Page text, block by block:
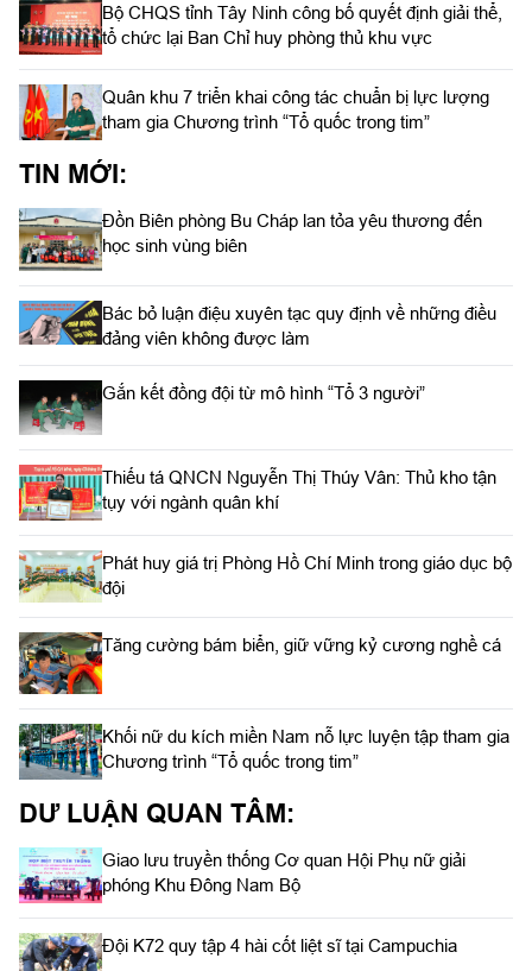
Bộ CHQS tỉnh Tây Ninh công bố quyết định giải thể,
tổ chức lại Ban Chỉ huy phòng thủ khu vực
Quân khu 7 triển khai công tác chuẩn bị lực lượng
tham gia Chương trình “Tổ quốc trong tim”
TIN MỚI:
Đồn Biên phòng Bu Cháp lan tỏa yêu thương đến
học sinh vùng biên
Bác bỏ luận điệu xuyên tạc quy định về những điều
đảng viên không được làm
Gắn kết đồng đội từ mô hình “Tổ 3 người”
Thiếu tá QNCN Nguyễn Thị Thúy Vân: Thủ kho tận
tụy với ngành quân khí
Phát huy giá trị Phòng Hồ Chí Minh trong giáo dục bộ
đội
Tăng cường bám biển, giữ vững kỷ cương nghề cá
Khối nữ du kích miền Nam nỗ lực luyện tập tham gia
Chương trình “Tổ quốc trong tim”
DƯ LUẬN QUAN TÂM:
Giao lưu truyền thống Cơ quan Hội Phụ nữ giải
phóng Khu Đông Nam Bộ
Đội K72 quy tập 4 hài cốt liệt sĩ tại Campuchia